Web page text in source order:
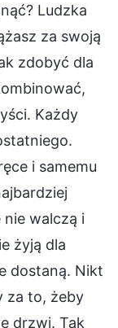
Ludzka
za swoją
zdobyć dla
Każdy
i samemu
nie walczą i
żyją dla
dostaną. Nikt
za to, żeby
drzwi. Tak